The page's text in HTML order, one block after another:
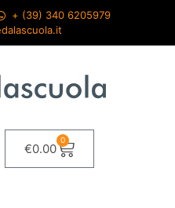
+ (39) 340 6205979
€0.00
0